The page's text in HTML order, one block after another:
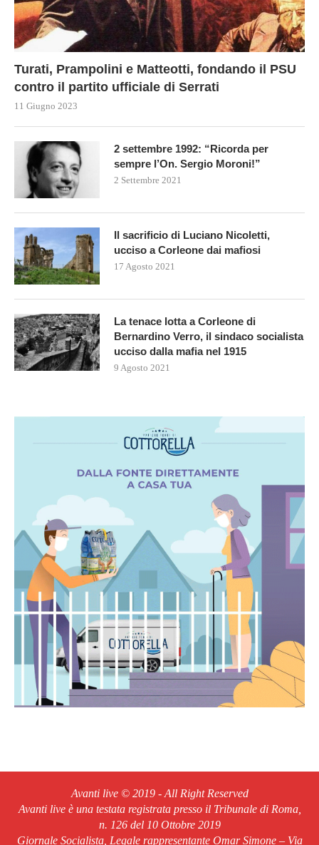
Turati, Prampolini e Matteotti, fondando il PSU
contro il partito ufficiale di Serrati
11 Giugno 2023
2 settembre 1992: “Ricorda per
sempre l’On. Sergio Moroni!”
2 Settembre 2021
Il sacrificio di Luciano Nicoletti,
ucciso a Corleone dai mafiosi
17 Agosto 2021
La tenace lotta a Corleone di
Bernardino Verro, il sindaco socialista
ucciso dalla mafia nel 1915
9 Agosto 2021
Avanti live © 2019 - All Right Reserved
Avanti live è una testata registrata presso il Tribunale di Roma,
n. 126 del 10 Ottobre 2019
Giornale Socialista, Legale rappresentante Omar Simone – Via